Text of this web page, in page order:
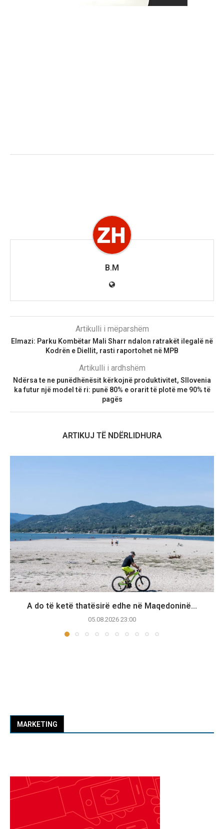
B.M
Artikulli i mëparshëm
Elmazi: Parku Kombëtar Mali Sharr ndalon ratrakët ilegalë në
Kodrën e Diellit, rasti raportohet në MPB
Artikulli i ardhshëm
Ndërsa te ne punëdhënësit kërkojnë produktivitet, Sllovenia
ka futur një model të ri: punë 80% e orarit të plotë me 90% të
pagës
ARTIKUJ TË NDËRLIDHURA
A do të ketë thatësirë edhe në Maqedoninë...
05.08.2026 23:00
MARKETING